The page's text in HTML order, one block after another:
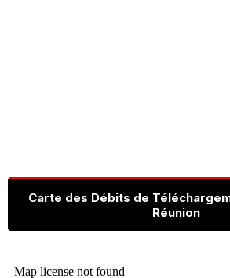
Carte des Débits de
Réunion